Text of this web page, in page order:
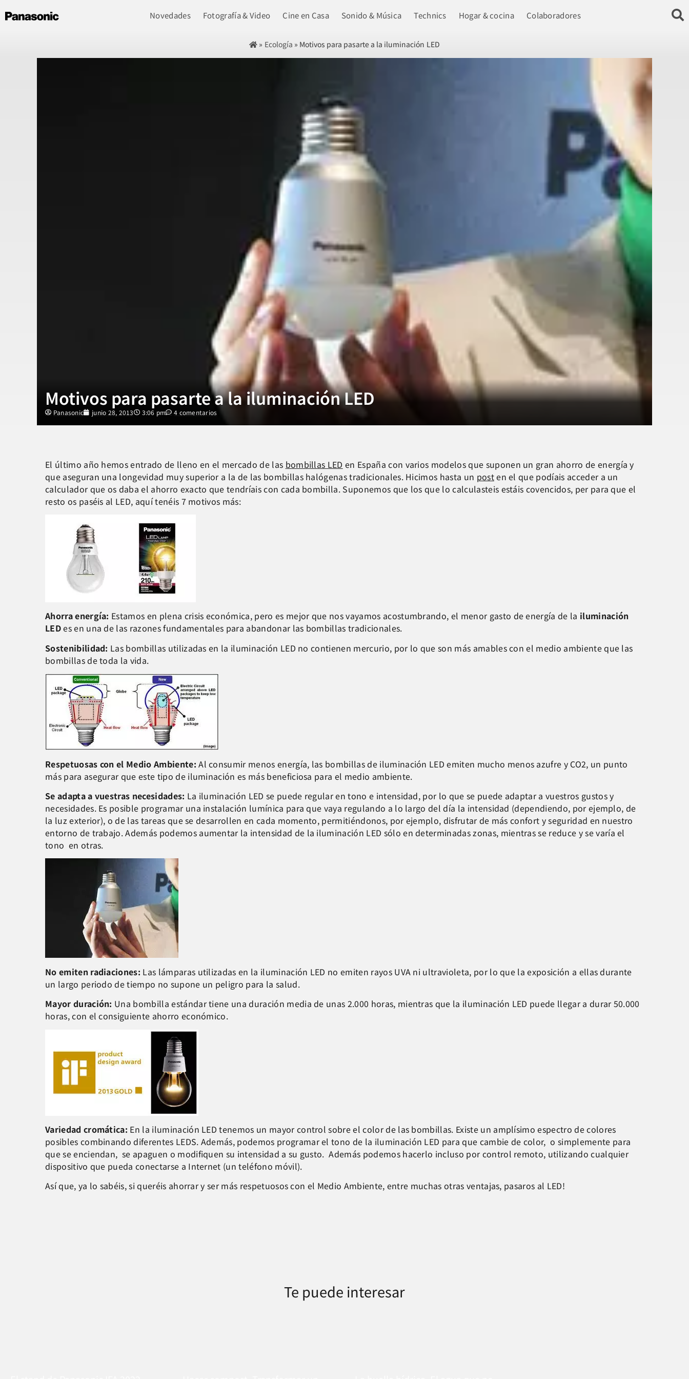
Novedades Fotografía & Video Cine en Casa Sonido & Música Technics Hogar & cocina Colaboradores
» Ecología » Motivos para pasarte a la iluminación LED
Motivos para pasarte a la iluminación LED
Panasonic junio 28, 2013 3:06 pm 4 comentarios
El último año hemos entrado de lleno en el mercado de las bombillas LED en España con varios modelos que suponen un gran ahorro de energía y
que aseguran una longevidad muy superior a la de las bombillas halógenas tradicionales. Hicimos hasta un posten el que podíais acceder a un
calculador que os daba el ahorro exacto que tendríais con cada bombilla. Suponemos que los que lo calculasteis estáis covencidos, per para que el
resto os paséis al LED, aquí tenéis 7 motivos más:
Ahorra energía: Estamos en plena crisis económica, pero es mejor que nos vayamos acostumbrando, el menor gasto de energía de la iluminación
LEDes en una de las razones fundamentales para abandonar las bombillas tradicionales.
Sostenibilidad: Las bombillas utilizadas en la iluminación LED no contienen mercurio, por lo que son más amables con el medio ambiente que las
bombillas de toda la vida.
Respetuosas con el Medio Ambiente:Al consumir menos energía, las bombillas de iluminación LED emiten mucho menos azufre y CO2, un punto
más para asegurar que este tipo de iluminación es más beneficiosa para el medio ambiente.
Se adapta a vuestras necesidades: La iluminación LED se puede regular en tono e intensidad, por lo que se puede adaptar a vuestros gustos y
necesidades. Es posible programar una instalación lumínica para que vaya regulando a lo largo del día la intensidad (dependiendo, por ejemplo, de
la luz exterior), o de las tareas que se desarrollen en cada momento, permitiéndonos, por ejemplo, disfrutar de más confort y seguridad en nuestro
entorno de trabajo. Además podemos aumentar la intensidad de la iluminación LED sólo en determinadas zonas, mientras se reduce y se varía el
tono en otras.
No emiten radiaciones: Las lámparas utilizadas en la iluminación LED no emiten rayos UVA ni ultravioleta, por lo que la exposición a ellas durante
un largo periodo de tiempo no supone un peligro para la salud.
Mayor duración: Una bombilla estándar tiene una duración media de unas 2.000 horas, mientras que la iluminación LED puede llegar a durar 50.000
horas, con el consiguiente ahorro económico.
Variedad cromática: En la iluminación LED tenemos un mayor control sobre el color de las bombillas. Existe un amplísimo espectro de colores
posibles combinando diferentes LEDS. Además, podemos programar el tono de la iluminación LED para que cambie de color, o simplemente para
que se enciendan, se apaguen o modifiquen su intensidad a su gusto. Además podemos hacerlo incluso por control remoto, utilizando cualquier
dispositivo que pueda conectarse a Internet (un teléfono móvil).
Así que, ya lo sabéis, si queréis ahorrar y ser más respetuosos con el Medio Ambiente, entre muchas otras ventajas, pasaros al LED!
Te puede interesar